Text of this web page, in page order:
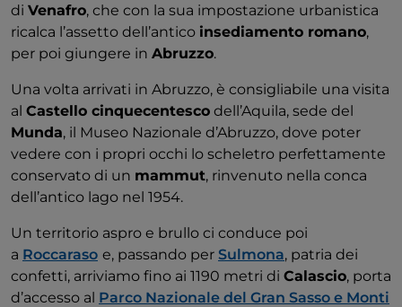
di Venafro, che con la sua impostazione urbanistica
ricalca l’assetto dell’antico insediamento romano,
per poi giungere in Abruzzo.
Una volta arrivati in Abruzzo, è consigliabile una visita
al Castello cinquecentesco dell’Aquila, sede del
Munda, il Museo Nazionale d’Abruzzo, dove poter
vedere con i propri occhi lo scheletro perfettamente
conservato di un mammut, rinvenuto nella conca
dell’antico lago nel 1954.
Un territorio aspro e brullo ci conduce poi
a Roccaraso e, passando per Sulmona, patria dei
confetti, arriviamo fino ai 1190 metri di Calascio, porta
d’accesso al Parco Nazionale del Gran Sasso e Monti